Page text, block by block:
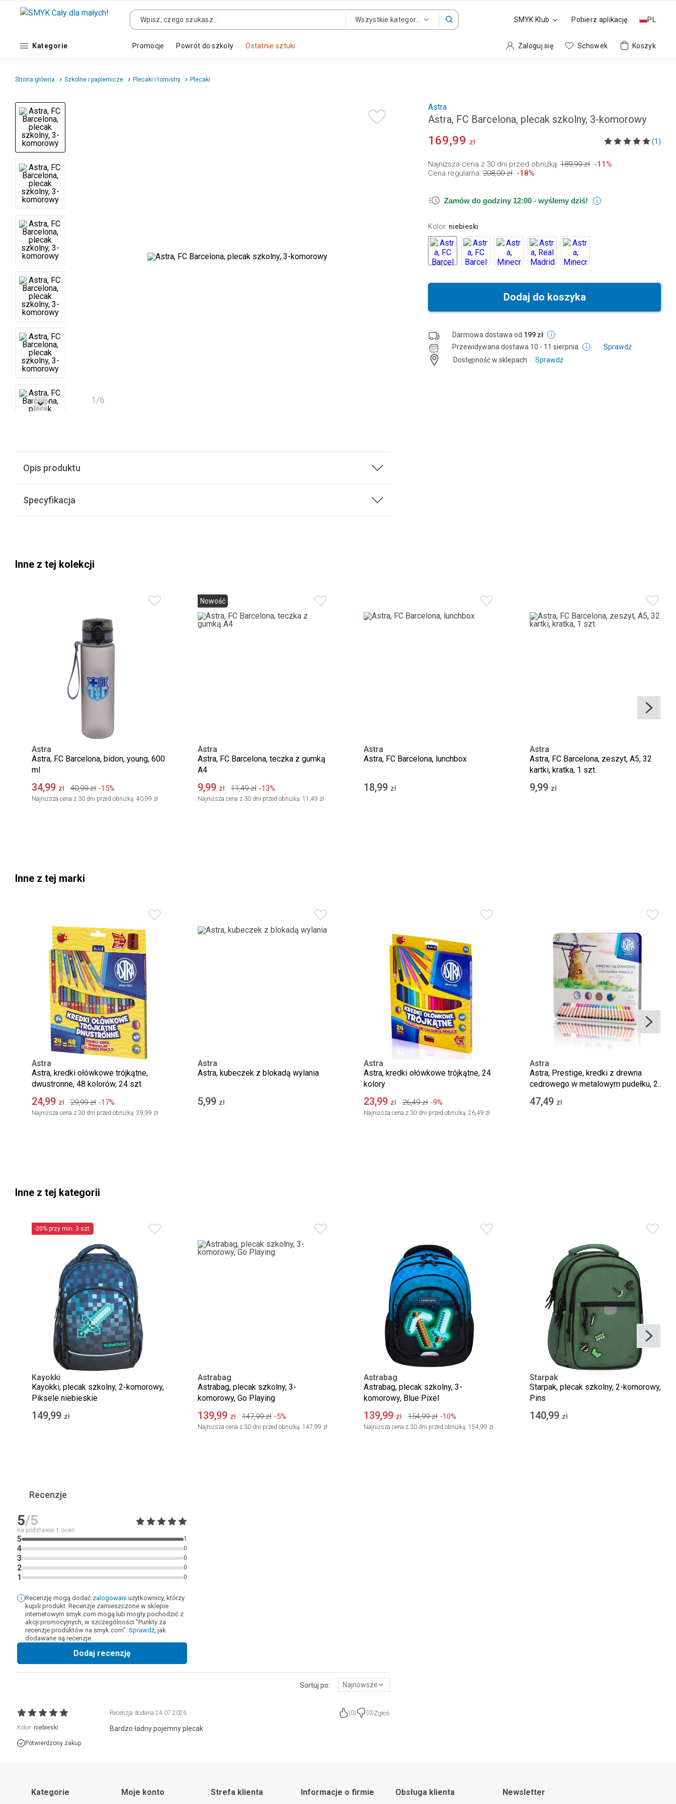
SMYK Klub Pobierz aplikację PL
Kategorie Promocje Powrót do szkoły Ostatnie sztuki Zaloguj się Schowek Koszyk
Strona główna Szkolne i papiernicze Plecaki i tornistry Plecaki
1/6
Opis produktu
Specyfikacja
Astra
Astra, FC Barcelona, plecak szkolny, 3-komorowy
169,99 zł (1)
Najniższa cena z 30 dni przed obniżką: 189,99 zł -11 %
Cena regularna: 208,00 zł -18%
Zamów do godziny 12:00 - wyślemy dziś!
Kolor: niebieski
Dodaj do koszyka
Darmowa dostawa od 199 zł
Przewidywana dostawa 10 - 11 sierpnia
Sprawdź
Dostępność w sklepach
Sprawdź
Inne z tej kolekcji
Astra
Astra, FC Barcelona, bidon, young, 600
ml
34,99 zł 40,99 zł -15%
Najniższa cena z 30 dni przed obniżką: 40,99 zł
Nowość
Astra
Astra, FC Barcelona, teczka z gumką
A4
9,99 zł 11,49 zł -13%
Najniższa cena z 30 dni przed obniżką: 11,49 zł
Astra
Astra, FC Barcelona, lunchbox
18,99 zł
Astra
Astra, FC Barcelona, zeszyt, A5, 32
kartki, kratka, 1 szt.
9,99 zł
Inne z tej marki
Astra
Astra, kredki ołówkowe trójkątne,
dwustronne, 48 kolorów, 24 szt.
24,99 zł 29,99 zł -17%
Najniższa cena z 30 dni przed obniżką: 29,99 zł
Astra
Astra, kubeczek z blokadą wylania
5,99 zł
Astra
Astra, kredki ołówkowe trójkątne, 24
kolory
23,99 zł 26,49 zł -9%
Najniższa cena z 30 dni przed obniżką: 26,49 zł
Astra
Astra, Prestige, kredki z drewna
cedrowego w metalowym pudełku, 24
kolory
47,49 zł
Inne z tej kategorii
-20% przy min. 3 szt.
Kayokki
Kayokki, plecak szkolny, 2-komorowy,
Piksele niebieskie
149,99 zł
Astrabag
Astrabag, plecak szkolny, 3-
komorowy, Go Playing
139,99 zł 147,99 zł -5%
Najniższa cena z 30 dni przed obniżką: 147,99 zł
Astrabag
Astrabag, plecak szkolny, 3-
komorowy, Blue Pixel
139,99 zł 154,99 zł -10%
Najniższa cena z 30 dni przed obniżką: 154,99 zł
Starpak
Starpak, plecak szkolny, 2-komorowy,
Pins
140,99 zł
Recenzje
5/5
na podstawie 1 ocen
5 1
4 0
3 0
2 0
1 0
Recenzję mogą dodać zalogowani użytkownicy, którzy
kupili produkt. Recenzje zamieszczone w sklepie
internetowym smyk.com mogą lub mogły pochodzić z
akcji promocyjnych, w szczególności "Punkty za
recenzje produktów na smyk.com". Sprawdź, jak
dodawane są recenzje.
Dodaj recenzję
Sortuj po: Najnowsze
Recenzja dodana 24.07.2026 (0) (0)Zgłoś
Kolor: niebieski
Potwierdzony zakup
Bardzo ładny pojemny plecak
Kategorie Moje konto Strefa klienta Informacje o firmie Obsługa klienta Newsletter